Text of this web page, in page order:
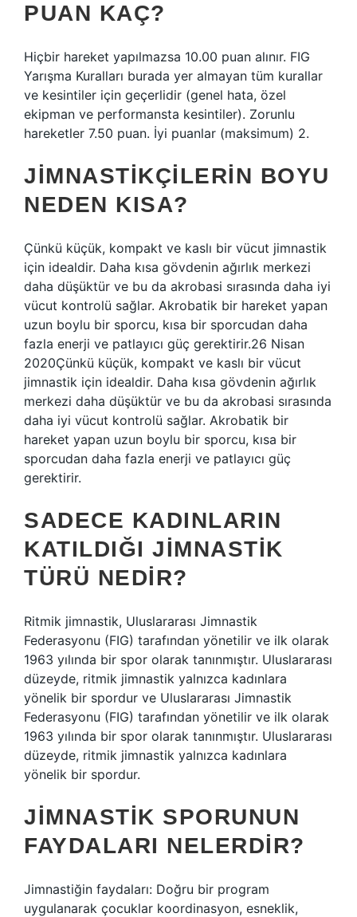
PUAN KAÇ?
Hiçbir hareket yapılmazsa 10.00 puan alınır. FIG
Yarışma Kuralları burada yer almayan tüm kurallar
ve kesintiler için geçerlidir (genel hata, özel
ekipman ve performansta kesintiler). Zorunlu
hareketler 7.50 puan. İyi puanlar (maksimum) 2.
JIMNASTIKÇILERIN BOYU
NEDEN KISA?
Çünkü küçük, kompakt ve kaslı bir vücut jimnastik
için idealdir. Daha kısa gövdenin ağırlık merkezi
daha düşüktür ve bu da akrobasi sırasında daha iyi
vücut kontrolü sağlar. Akrobatik bir hareket yapan
uzun boylu bir sporcu, kısa bir sporcudan daha
fazla enerji ve patlayıcı güç gerektirir.26 Nisan
2020Çünkü küçük, kompakt ve kaslı bir vücut
jimnastik için idealdir. Daha kısa gövdenin ağırlık
merkezi daha düşüktür ve bu da akrobasi sırasında
daha iyi vücut kontrolü sağlar. Akrobatik bir
hareket yapan uzun boylu bir sporcu, kısa bir
sporcudan daha fazla enerji ve patlayıcı güç
gerektirir.
SADECE KADINLARIN
KATILDIĞI JIMNASTIK
TÜRÜ NEDIR?
Ritmik jimnastik, Uluslararası Jimnastik
Federasyonu (FIG) tarafından yönetilir ve ilk olarak
1963 yılında bir spor olarak tanınmıştır. Uluslararası
düzeyde, ritmik jimnastik yalnızca kadınlara
yönelik bir spordur ve Uluslararası Jimnastik
Federasyonu (FIG) tarafından yönetilir ve ilk olarak
1963 yılında bir spor olarak tanınmıştır. Uluslararası
düzeyde, ritmik jimnastik yalnızca kadınlara
yönelik bir spordur.
JIMNASTIK SPORUNUN
FAYDALARI NELERDIR?
Jimnastiğin faydaları: Doğru bir program
uygulanarak çocuklar koordinasyon, esneklik,